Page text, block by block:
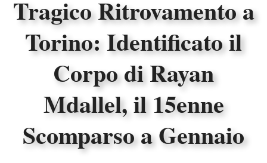
Tragico Ritrovamento a
Torino: Identificato il
Corpo di Rayan
Mdallel, il 15enne
Scomparso a Gennaio